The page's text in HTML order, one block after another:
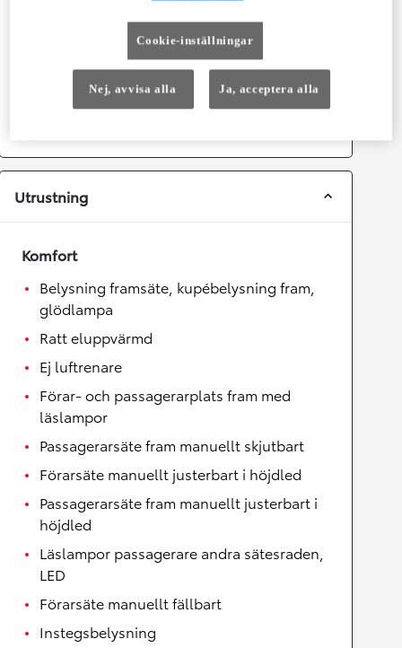
Acceleration 0-100km/h
7,9
Växellåda
Fyrhjulsdrift
Utrustning
Komfort
Belysning framsäte, kupébelysning fram,
glödlampa
Ratt eluppvärmd
Ej luftrenare
Förar- och passagerarplats fram med
läslampor
Passagerarsäte fram manuellt skjutbart
Förarsäte manuellt justerbart i höjdled
Passagerarsäte fram manuellt justerbart i
höjdled
Läslampor passagerare andra sätesraden,
LED
Förarsäte manuellt fällbart
Instegsbelysning
Cookie-inställningar
Nej, avvisa alla Ja, acceptera alla